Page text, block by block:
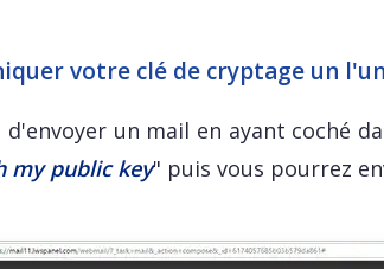
votre clé de cryptage un
d'envoyer un mail en ayant coché
my public key" puis vous pourrez